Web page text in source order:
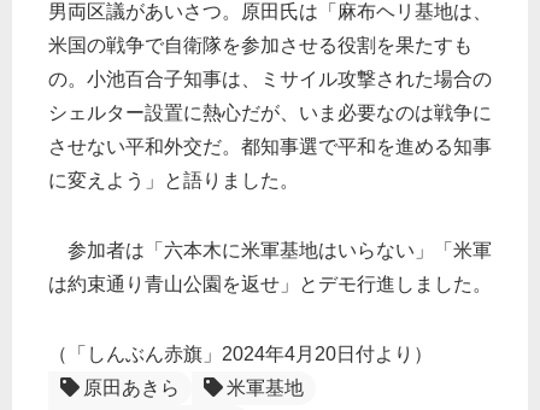
男両区議があいさつ。原田氏は「麻布ヘリ基地は、
米国の戦争で自衛隊を参加させる役割を果たすも
の。小池百合子知事は、ミサイル攻撃された場合の
シェルター設置に熱心だが、いま必要なのは戦争に
させない平和外交だ。都知事選で平和を進める知事
に変えよう」と語りました。
参加者は「六本木に米軍基地はいらない」「米軍
は約束通り青山公園を返せ」とデモ行進しました。
（「しんぶん赤旗」2024年4月20日付より）
原田あきら
米軍基地